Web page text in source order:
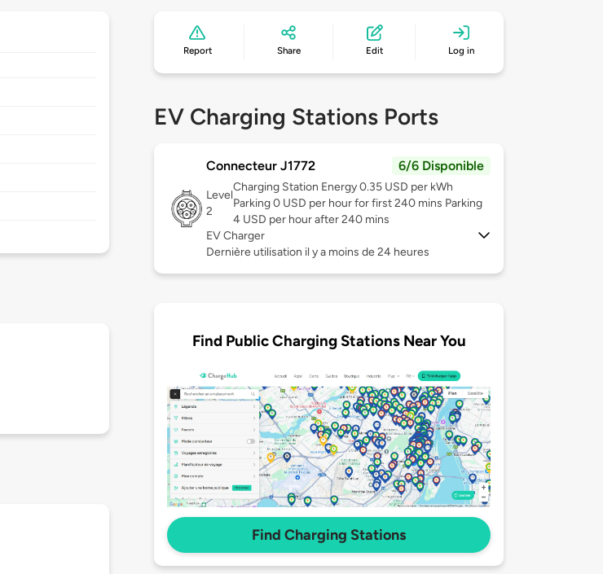
Report Share Edit Log in
EV Charging Stations Ports
Connecteur J1772 6/6 Disponible
Level
2
Charging Station Energy 0.35 USD per kWh
Parking 0 USD per hour for first 240 mins Parking
4 USD per hour after 240 mins
EV Charger
Dernière utilisation il y a moins de 24 heures
Find Public Charging Stations Near You
Find Charging Stations